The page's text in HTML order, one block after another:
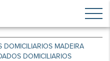
DOMICILIARIOS MADEIRA
DOMICILIARIOS